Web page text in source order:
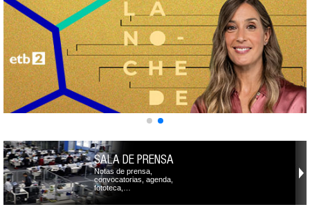
SALA DE PRENSA
Notas de prensa,
convocatorias, agenda,
fototeca,…